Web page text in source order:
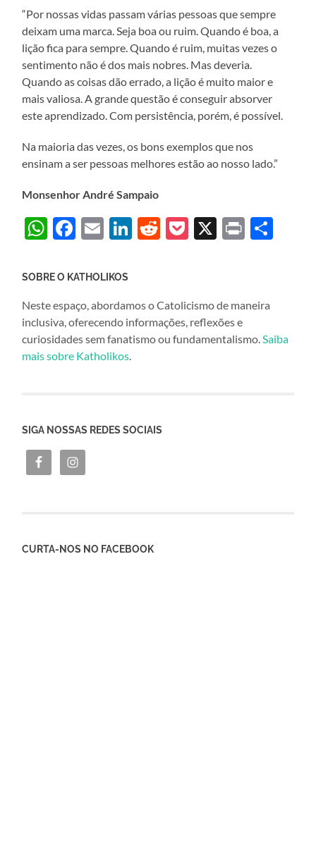
“Por nossas vidas passam várias pessoas que sempre
deixam uma marca. Seja boa ou ruim. Quando é boa, a
lição fica para sempre. Quando é ruim, muitas vezes o
sentimento não é dos mais nobres. Mas deveria.
Quando as coisas dão errado, a lição é muito maior e
mais valiosa. A grande questão é conseguir absorver
este aprendizado. Com persistência, porém, é possível.
Na maioria das vezes, os bons exemplos que nos
ensinam a ser pessoas melhores estão ao nosso lado.”
Monsenhor André Sampaio
WhatsApp
Facebook
EmailLinkedIn
Reddit
Pocket
X Print
SOBRE O KATHOLIKOS
Neste espaço, abordamos o Catolicismo de maneira
inclusiva, oferecendo informações, reflexões e
curiosidades sem fanatismo ou fundamentalismo. Saiba
mais sobre Katholikos
SIGA NOSSAS REDES SOCIAIS
CURTA-NOS NO FACEBOOK